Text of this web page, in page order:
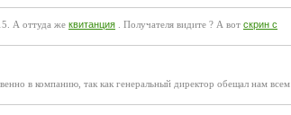
А оттуда же квитанция . Получателя видите ? А вот скрин с
в компанию, так как генеральный директор обещал нам всем